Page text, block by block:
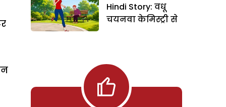
Hindi Story: वधू
चयनवा केमिस्ट्री से